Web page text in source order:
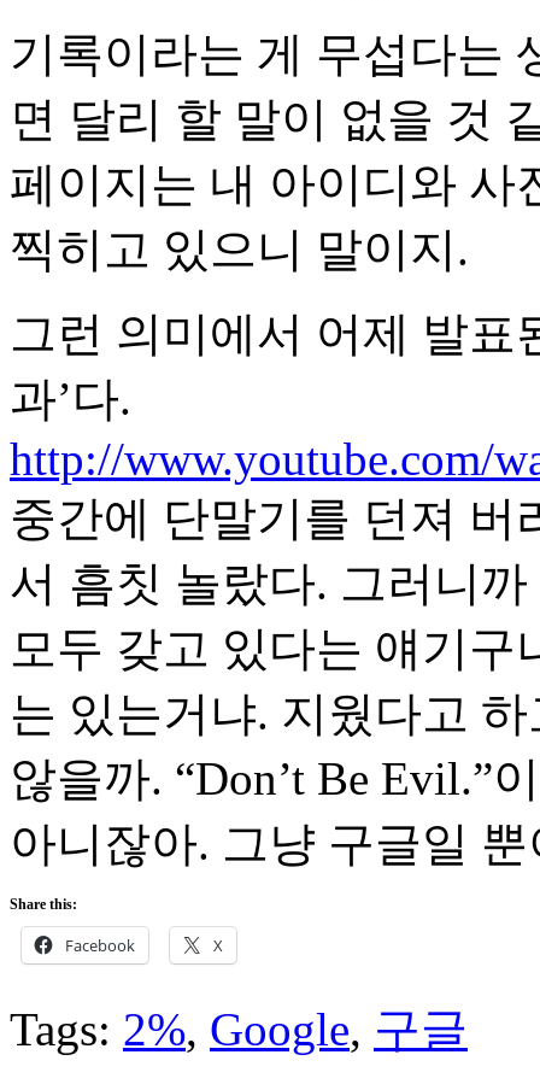
기록이라는 게 무섭다는
면 달리 할 말이 없을 것
페이지는 내 아이디와 사
찍히고 있으니 말이지.
그런 의미에서 어제 발표
과’다.
http://www.youtube.com/
중간에 단말기를 던져 버
서 흠칫 놀랐다. 그러니
모두 갖고 있다는 얘기구
는 있는거냐. 지웠다고
않을까. “Don’t Be Evil.”
아니잖아. 그냥 구글일
Share this:
Facebook X
Tags: 2%, Google, 구글